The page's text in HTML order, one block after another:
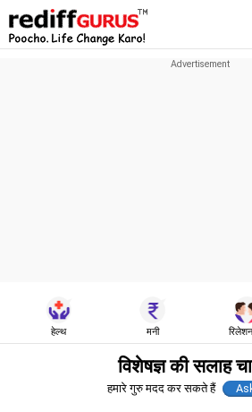
हेल्थ मनी
विशेषज्ञ की सलाह
हमारे गुरु मदद कर सकते हैं